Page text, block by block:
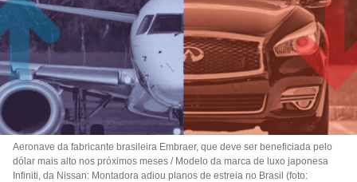
Aeronave da fabricante brasileira Embraer, que deve ser beneficiada pelo
dólar mais alto nos próximos meses / Modelo da marca de luxo japonesa
Infiniti, da Nissan: Montadora adiou planos de estreia no Brasil (foto: